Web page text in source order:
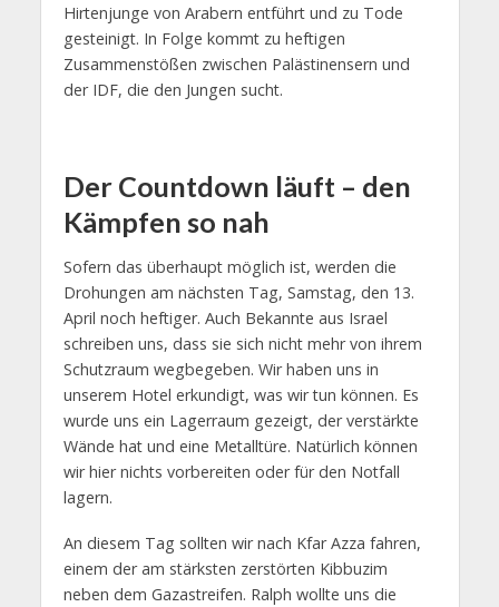
Hirtenjunge von Arabern entführt und zu Tode
gesteinigt. In Folge kommt zu heftigen
Zusammenstößen zwischen Palästinensern und
der IDF, die den Jungen sucht.
Der Countdown läuft – den
Kämpfen so nah
Sofern das überhaupt möglich ist, werden die
Drohungen am nächsten Tag, Samstag, den 13.
April noch heftiger. Auch Bekannte aus Israel
schreiben uns, dass sie sich nicht mehr von ihrem
Schutzraum wegbegeben. Wir haben uns in
unserem Hotel erkundigt, was wir tun können. Es
wurde uns ein Lagerraum gezeigt, der verstärkte
Wände hat und eine Metalltüre. Natürlich können
wir hier nichts vorbereiten oder für den Notfall
lagern.
An diesem Tag sollten wir nach Kfar Azza fahren,
einem der am stärksten zerstörten Kibbuzim
neben dem Gazastreifen. Ralph wollte uns die